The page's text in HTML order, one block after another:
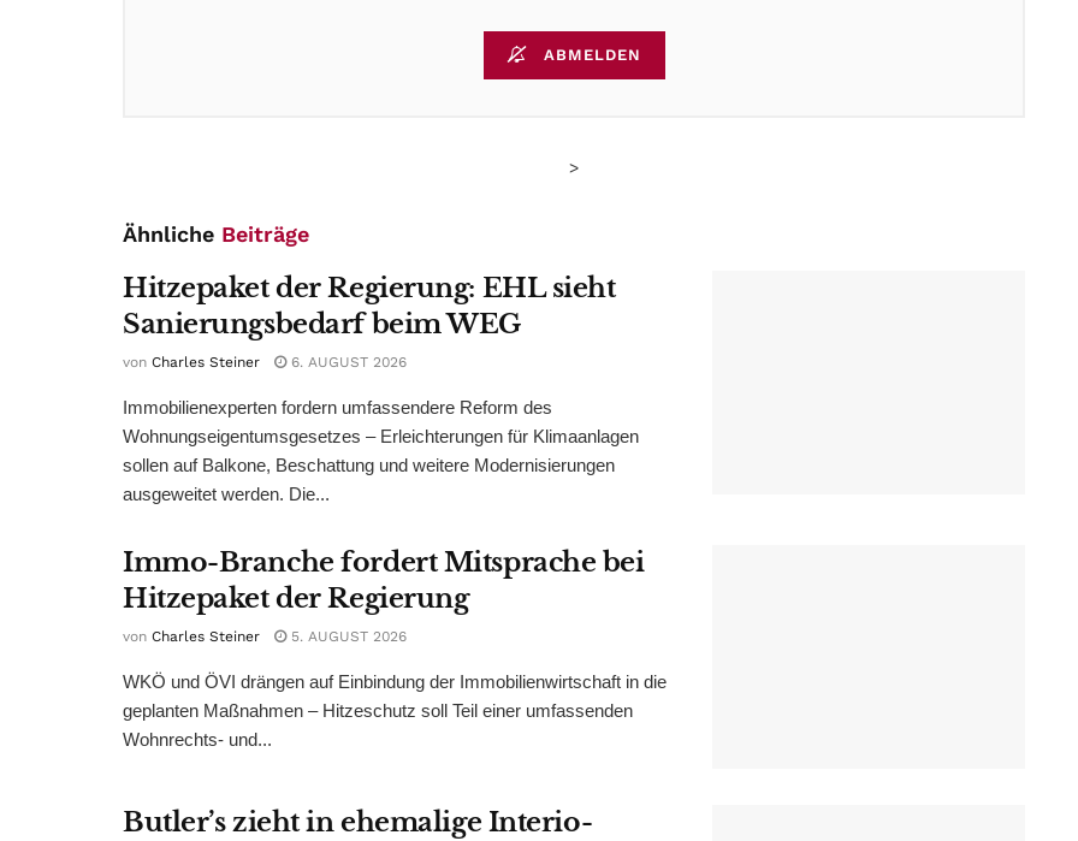
ABMELDEN
>
Ähnliche Beiträge
Hitzepaket der Regierung: EHL sieht
Sanierungsbedarf beim WEG
von Charles Steiner 6. AUGUST 2026
Immobilienexperten fordern umfassendere Reform des
Wohnungseigentumsgesetzes – Erleichterungen für Klimaanlagen
sollen auf Balkone, Beschattung und weitere Modernisierungen
ausgeweitet werden. Die...
Immo-Branche fordert Mitsprache bei
Hitzepaket der Regierung
von Charles Steiner 5. AUGUST 2026
WKÖ und ÖVI drängen auf Einbindung der Immobilienwirtschaft in die
geplanten Maßnahmen – Hitzeschutz soll Teil einer umfassenden
Wohnrechts- und...
Butler’s zieht in ehemalige Interio-